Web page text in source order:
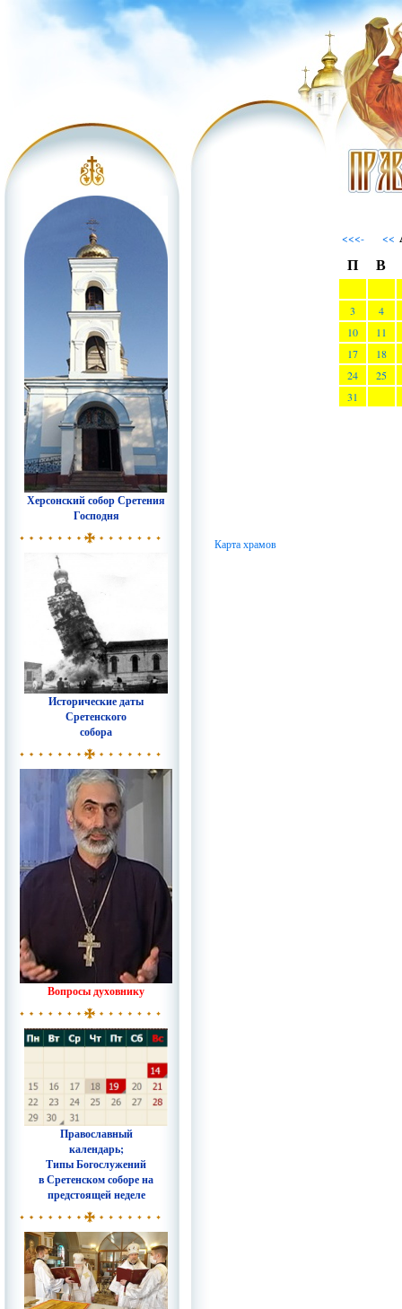
Херсонский собор Сретения
Господня
Исторические даты
Сретенского
собора
Вопросы духовнику
Православный
календарь;
Типы Богослужений
в Сретенском соборе на
предстоящей неделе
<<<- <<
П
В
3
4
10
11
17
18
24
25
31
Карта храмов